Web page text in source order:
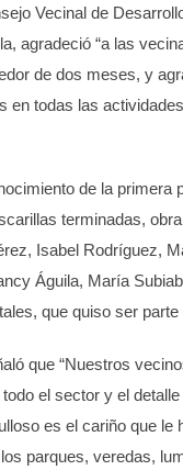
Vecinal de
agradeció “a las
de dos meses, y
en todas las
de la primera
terminadas,
Isabel Rodríguez,
Águila, María
que quiso ser
que “Nuestros
el sector y el
es el cariño que le
parques, veredas,